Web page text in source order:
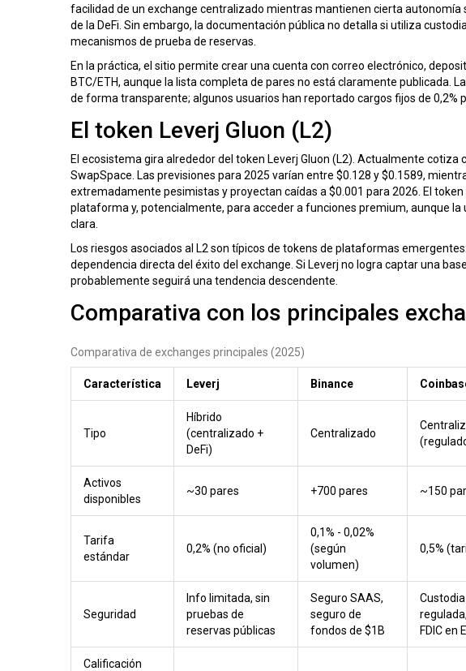
facilidad de un exchange centralizado mientras mantienen cierta autonomía
de la DeFi . Sin embargo, la documentación pública no detalla si utiliza
mecanismos de prueba de reservas.
En la práctica, el sitio permite crear una cuenta con correo electrónico,
BTC/ETH, aunque la lista completa de pares no está claramente publicada.
de forma transparente; algunos usuarios han reportado cargos fijos de 0,2%
El token Leverj Gluon (L2)
El ecosistema gira alrededor del token Leverj Gluon (L2) . Actualmente cotiza
SwapSpace. Las previsiones para 2025 varían entre $0.128 y $0.1589,
extremadamente pesimistas y proyectan caídas a $0.001 para 2026. El
plataforma y, potencialmente, para acceder a funciones premium, aunque la
clara.
Los riesgos asociados al L2 son típicos de tokens de plataformas
dependencia directa del éxito del exchange. Si Leverj no logra captar una
probablemente seguirá una tendencia descendente.
Comparativa con los principales
Comparativa de exchanges principales (2025)
Característica Leverj Binance
Tipo
Híbrido
(centralizado +
DeFi)
Centralizado
Activos
disponibles
~30 pares +700 pares ~150
Tarifa
estándar
0,2% (no oficial)
0,1% - 0,02%
(según
volumen)
0,5%
Seguridad
Info limitada, sin
pruebas de
reservas públicas
Seguro SAAS,
seguro de
fondos de $1B
Custodia
FDIC en
Calificación